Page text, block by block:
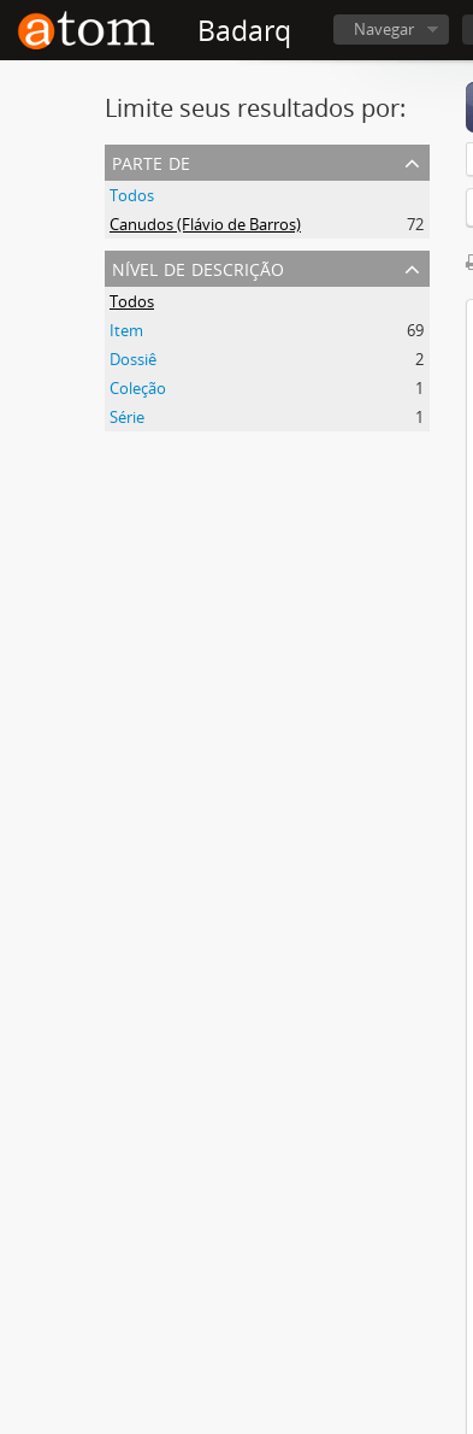
Badarq Navegar
Limite seus resultados por:
parte de
Todos
Canudos (Flávio de Barros)
72
nível de descrição
Todos
Item
69
Dossiê
2
Coleção
1
Série
1